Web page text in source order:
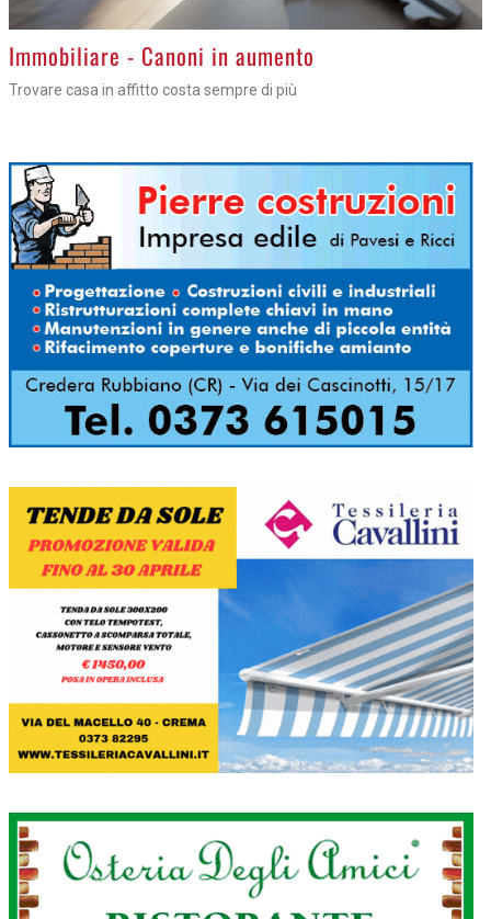
>Immobiliare - Canoni in aumento
Trovare casa in affitto costa sempre di più